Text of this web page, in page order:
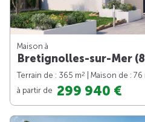
Maison à
Bretignolles-sur-Mer
Terrain de : 365 m2 | Maison de : 76
à partir de 299 940 €